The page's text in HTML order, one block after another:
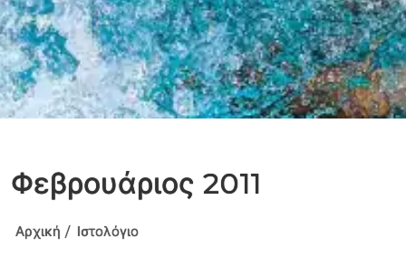
Φεβρουάριος 2011
Αρχική Ιστολόγιο